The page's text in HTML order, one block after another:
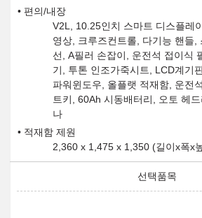
편의/내장
V2L, 10.25인치 스마트 디스플레
영상, 크루즈컨트롤, 다기능 핸들,
선, A필러 손잡이, 운전석 접이식
기, 투톤 인조가죽시트, LCD계기
파워윈도우, 올플랫 적재함, 운전
트키, 60Ah 시동배터리, 오토 헤
나
적재함 제원
2,360 x 1,475 x 1,350 (길이x폭x